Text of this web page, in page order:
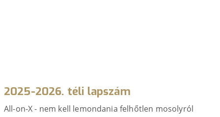
2025-2026. téli lapszám
All-on-X - nem kell lemondania felhőtlen mosolyról